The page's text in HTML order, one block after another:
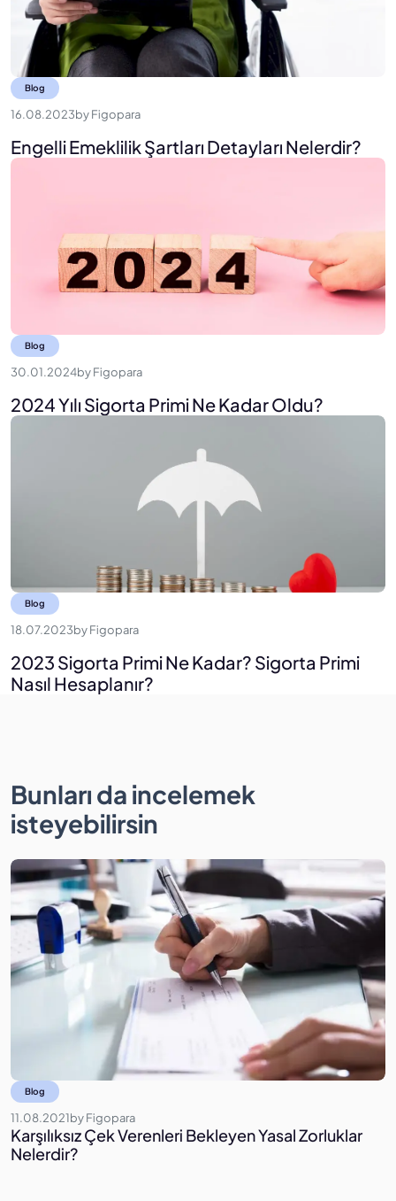
Blog
16.08.2023byFigopara
Engelli Emeklilik Şartları Detayları Nelerdir?
Blog
30.01.2024byFigopara
2024 Yılı Sigorta Primi Ne Kadar Oldu?
Blog
18.07.2023byFigopara
2023 Sigorta Primi Ne Kadar? Sigorta Primi
Nasıl Hesaplanır?
Bunları da incelemek
isteyebilirsin
Blog
11.08.2021byFigopara
Karşılıksız Çek Verenleri Bekleyen Yasal Zorluklar
Nelerdir?